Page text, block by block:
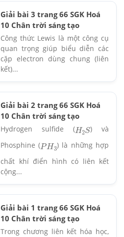
Giải bài 3 trang 66 SGK Hoá
10 Chân trời sáng tạo
Công thức Lewis là một công cụ
quan trọng giúp biểu diễn các
cặp electron dùng chung (liên
kết)...
Giải bài 2 trang 66 SGK Hoá
10 Chân trời sáng tạo
Hydrogen sulfide (H2S) và
Phosphine (PH3) là những hợp
chất khí điển hình có liên kết
cộng...
Giải bài 1 trang 66 SGK Hoá
10 Chân trời sáng tạo
Trong chương liên kết hóa học,